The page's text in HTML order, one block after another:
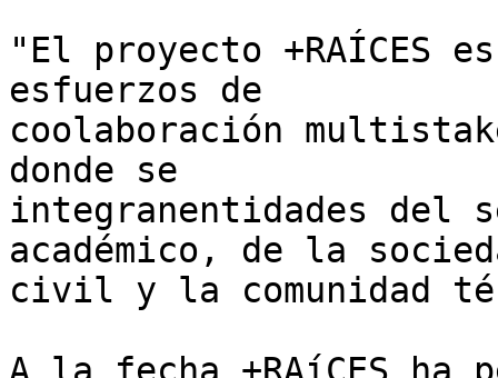
"El proyecto +RAÍCES
esfuerzos de
coolaboración
donde se
integranentidades del
académico, de la
civil y la comunidad